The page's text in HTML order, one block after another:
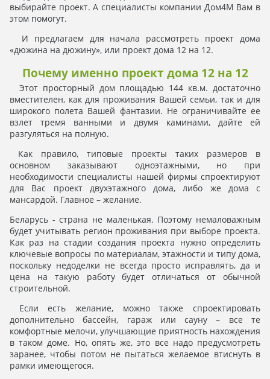
выбирайте проект. А специалисты компании Дом4М Вам в
этом помогут.
И предлагаем для начала рассмотреть проект дома
«дюжина на дюжину», или проект дома 12 на 12.
Почему именно проект дома 12 на 12
Этот просторный дом площадью 144 кв.м. достаточно
вместителен, как для проживания Вашей семьи, так и для
широкого полета Вашей фантазии. Не ограничивайте ее
взлет тремя ванными и двумя каминами, дайте ей
разгуляться на полную.
Как правило, типовые проекты таких размеров в
основном заказывают одноэтажными, но при
необходимости специалисты нашей фирмы спроектируют
для Вас проект двухэтажного дома, либо же дома с
мансардой. Главное – желание.
Беларусь - страна не маленькая. Поэтому немаловажным
будет учитывать регион проживания при выборе проекта.
Как раз на стадии создания проекта нужно определить
ключевые вопросы по материалам, этажности и типу дома,
поскольку недоделки не всегда просто исправлять, да и
цена на такую работу будет отличаться от обычной
строительной.
Если есть желание, можно также спроектировать
дополнительно бассейн, гараж или сауну – все те
комфортные мелочи, улучшающие приятность нахождения
в таком доме. Но, опять же, это все надо предусмотреть
заранее, чтобы потом не пытаться желаемое втиснуть в
рамки имеющегося.